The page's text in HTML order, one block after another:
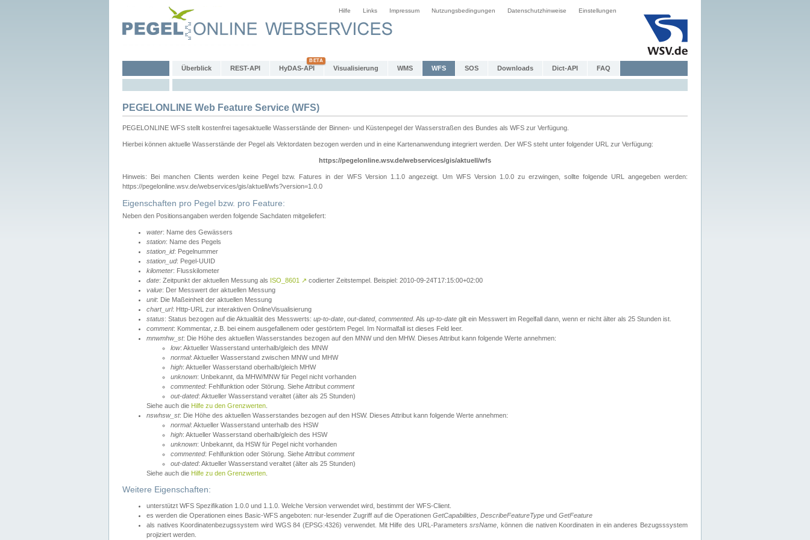
Hilfe Links Impressum Nutzungsbedingungen Datenschutzhinweise Einstellungen
Überblick REST-API HyDAS-API Visualisierung WMS WFS SOS Downloads Dict-API FAQ
PEGELONLINE Web Feature Service (WFS)
PEGELONLINE WFS stellt kostenfrei tagesaktuelle Wasserstände der Binnen- und Küstenpegel der Wasserstraßen des Bundes als WFS zur Verfügung.
Hierbei können aktuelle Wasserstände der Pegel als Vektordaten bezogen werden und in eine Kartenanwendung integriert werden. Der WFS steht unter folgender URL zur Verfügung:
https://pegelonline.wsv.de/webservices/gis/aktuell/wfs
Hinweis: Bei manchen Clients werden keine Pegel bzw. Fatures in der WFS Version 1.1.0 angezeigt. Um WFS Version 1.0.0 zu erzwingen, sollte folgende URL angegeben werden:
https://pegelonline.wsv.de/webservices/gis/aktuell/wfs?version=1.0.0
Eigenschaften pro Pegel bzw. pro Feature:
Neben den Positionsangaben werden folgende Sachdaten mitgeliefert:
water: Name des Gewässers
station: Name des Pegels
station_id: Pegelnummer
station_ud: Pegel-UUID
kilometer: Flusskilometer
date: Zeitpunkt der aktuellen Messung als ISO_8601 ↗ codierter Zeitstempel. Beispiel: 2010-09-24T17:15:00+02:00
value: Der Messwert der aktuellen Messung
unit: Die Maßeinheit der aktuellen Messung
chart_url: Http-URL zur interaktiven OnlineVisualisierung
status: Status bezogen auf die Aktualität des Messwerts: up-to-date out-dated, commented. Als up-to-date gilt ein Messwert im Regelfall dann, wenn er nicht älter als 25 Stunden ist.
comment: Kommentar, z.B. bei einem ausgefallenem oder gestörtem Pegel. Im Normalfall ist dieses Feld leer.
mnwmhw_st: Die Höhe des aktuellen Wasserstandes bezogen auf den MNW und den MHW. Dieses Attribut kann folgende Werte annehmen:
low: Aktueller Wasserstand unterhalb/gleich des MNW
normal: Aktueller Wasserstand zwischen MNW und MHW
high: Aktueller Wasserstand oberhalb/gleich MHW
unknown: Unbekannt, da MHW/MNW für Pegel nicht vorhanden
commented: Fehlfunktion oder Störung. Siehe Attribut comment
out-dated: Aktueller Wasserstand veraltet (älter als 25 Stunden)
Siehe auch die Hilfe zu den Grenzwerten
nswhsw_st: Die Höhe des aktuellen Wasserstandes bezogen auf den HSW. Dieses Attribut kann folgende Werte annehmen:
normal: Aktueller Wasserstand unterhalb des HSW
high: Aktueller Wasserstand oberhalb/gleich des HSW
unknown: Unbekannt, da HSW für Pegel nicht vorhanden
commented: Fehlfunktion oder Störung. Siehe Attribut comment
out-dated: Aktueller Wasserstand veraltet (älter als 25 Stunden)
Siehe auch die Hilfe zu den Grenzwerten
Weitere Eigenschaften:
unterstützt WFS Spezifikation 1.0.0 und 1.1.0. Welche Version verwendet wird, bestimmt der WFS-Client.
es werden die Operationen eines Basic-WFS angeboten: nur-lesender Zugriff auf die Operationen GetCapabilities DescribeFeatureType und GetFeature
als natives Koordinatenbezugssystem wird WGS 84 (EPSG:4326) verwendet. Mit Hilfe des URL-ParameterssrsName , können die nativen Koordinaten in ein anderes Bezugsssystem
projiziert werden.